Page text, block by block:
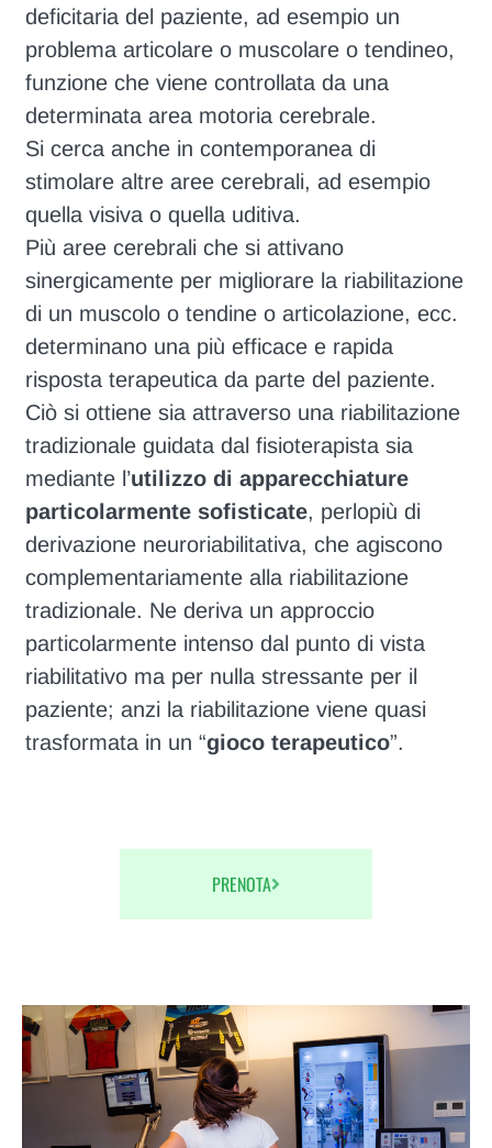
deficitaria del paziente, ad esempio un
problema articolare o muscolare o tendineo,
funzione che viene controllata da una
determinata area motoria cerebrale.
Si cerca anche in contemporanea di
stimolare altre aree cerebrali, ad esempio
quella visiva o quella uditiva.
Più aree cerebrali che si attivano
sinergicamente per migliorare la riabilitazione
di un muscolo o tendine o articolazione, ecc.
determinano una più efficace e rapida
risposta terapeutica da parte del paziente.
Ciò si ottiene sia attraverso una riabilitazione
tradizionale guidata dal fisioterapista sia
mediante l’utilizzo di apparecchiature
particolarmente sofisticate, perlopiù di
derivazione neuroriabilitativa, che agiscono
complementariamente alla riabilitazione
tradizionale. Ne deriva un approccio
particolarmente intenso dal punto di vista
riabilitativo ma per nulla stressante per il
paziente; anzi la riabilitazione viene quasi
trasformata in un “gioco terapeutico”.
PRENOTA